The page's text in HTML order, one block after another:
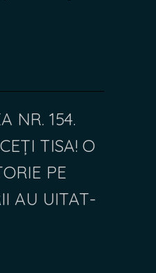
NR. 154.
TISA! O
PE
AU UITAT-